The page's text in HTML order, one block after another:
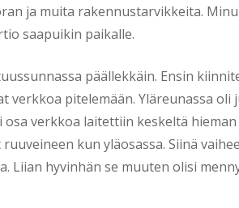
ja muita rakennustarvikkeita.
saapuikin paikalle.
päällekkäin. Ensin
pitelemään. Yläreunassa oli
verkkoa laitettiin keskeltä hieman
kun yläosassa. Siinä
hyvinhän se muuten olisi